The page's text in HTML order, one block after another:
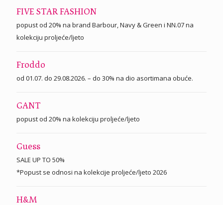
FIVE STAR FASHION
popust od 20% na brand Barbour, Navy & Green i NN.07 na
kolekciju proljeće/ljeto
Froddo
od 01.07. do 29.08.2026. – do 30% na dio asortimana obuće.
GANT
popust od 20% na kolekciju proljeće/ljeto
Guess
SALE UP TO 50%
*Popust se odnosi na kolekcije proljeće/ljeto 2026
H&M